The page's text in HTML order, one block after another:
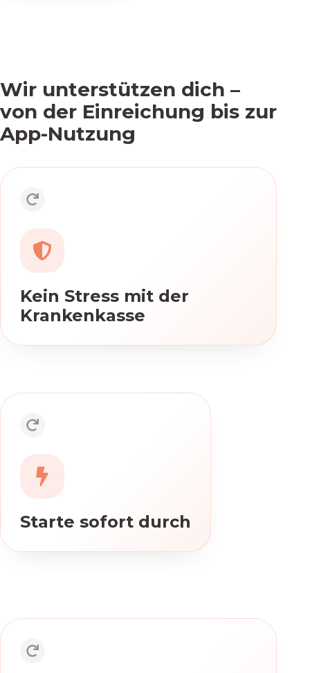
Wir unterstützen dich –
von der Einreichung bis zur
App-Nutzung
Kein Stress mit der
Krankenkasse
Wir übernehmen die Weiterleitung
deinen Freischaltcode zu.
Starte sofort durch